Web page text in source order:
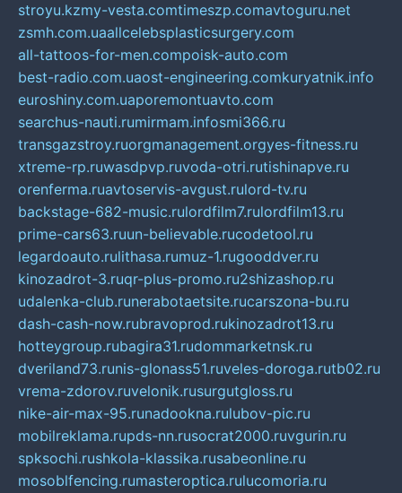
stroyu.kzmy-vesta.comtimeszp.comavtoguru.net
zsmh.com.uaallcelebsplasticsurgery.com
all-tattoos-for-men.compoisk-auto.com
best-radio.com.uaost-engineering.comkuryatnik.info
euroshiny.com.uaporemontuavto.com
searchus-nauti.rumirmam.infosmi366.ru
transgazstroy.ruorgmanagement.orgyes-fitness.ru
xtreme-rp.ruwasdpvp.ruvoda-otri.rutishinapve.ru
orenferma.ruavtoservis-avgust.rulord-tv.ru
backstage-682-music.rulordfilm7.rulordfilm13.ru
prime-cars63.ruun-believable.rucodetool.ru
legardoauto.rulithasa.rumuz-1.rugooddver.ru
kinozadrot-3.ruqr-plus-promo.ru2shizashop.ru
udalenka-club.runerabotaetsite.rucarszona-bu.ru
dash-cash-now.rubravoprod.rukinozadrot13.ru
hotteygroup.rubagira31.rudommarketnsk.ru
dveriland73.runis-glonass51.ruveles-doroga.rutb02.ru
vrema-zdorov.ruvelonik.rusurgutgloss.ru
nike-air-max-95.runadookna.rulubov-pic.ru
mobilreklama.rupds-nn.rusocrat2000.ruvgurin.ru
spksochi.rushkola-klassika.rusabeonline.ru
mosoblfencing.rumasteroptica.rulucomoria.ru